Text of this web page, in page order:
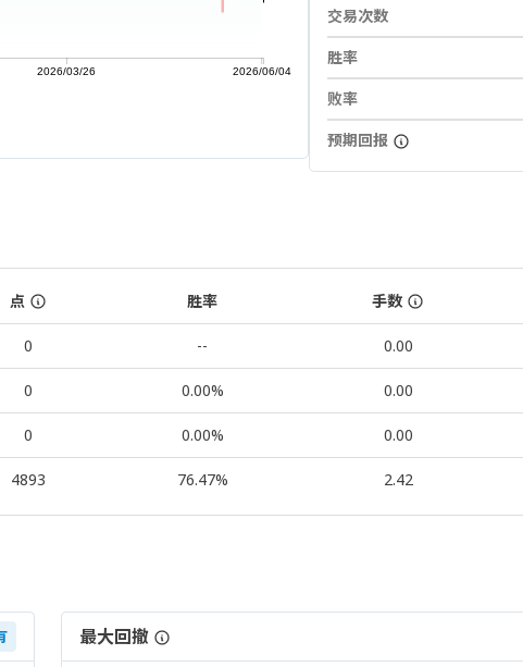
2026/03/26 2026/06/04
交易次数
胜率
败率
预期回报
点 胜率 手数
0 -- 0.00
0 0.00% 0.00
0 0.00% 0.00
4893 76.47% 2.42
最大回撤